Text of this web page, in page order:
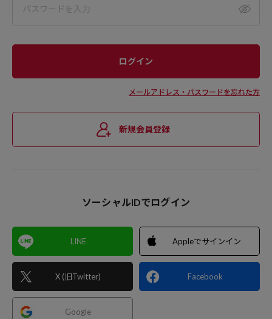
メールアドレス・パスワードを忘れた方
新規会員登録
ソーシャルIDでログイン
LINE
X (旧Twitter)
Appleでサインイン
Facebook
Google